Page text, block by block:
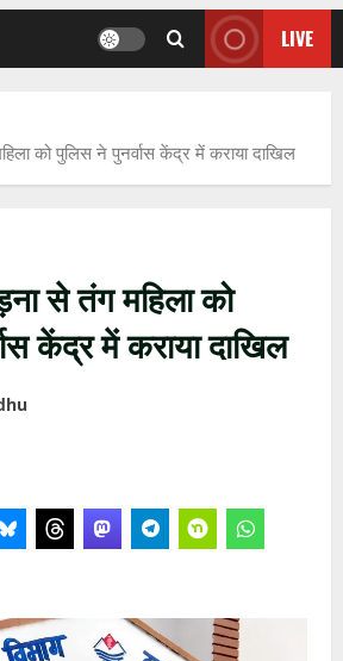
LIVE
को पुलिस ने पुनर्वास केंद्र में कराया दाखिल
से तंग महिला को
केंद्र में कराया दाखिल